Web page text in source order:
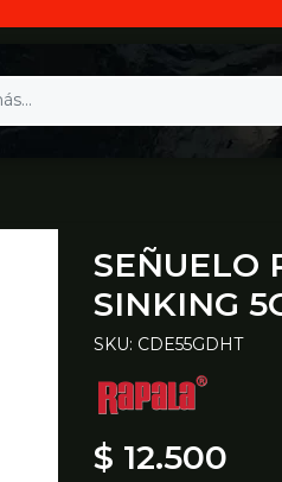
SEÑUELO
SINKING
SKU: CDE55GDHT
$ 12.500